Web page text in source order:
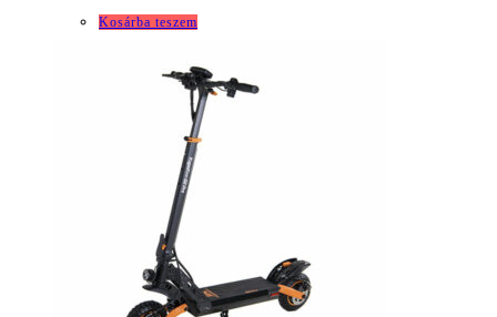
Kosárba teszem